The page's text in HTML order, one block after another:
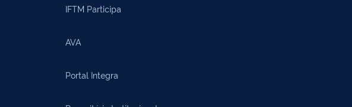
IFTM Participa
AVA
Portal Integra